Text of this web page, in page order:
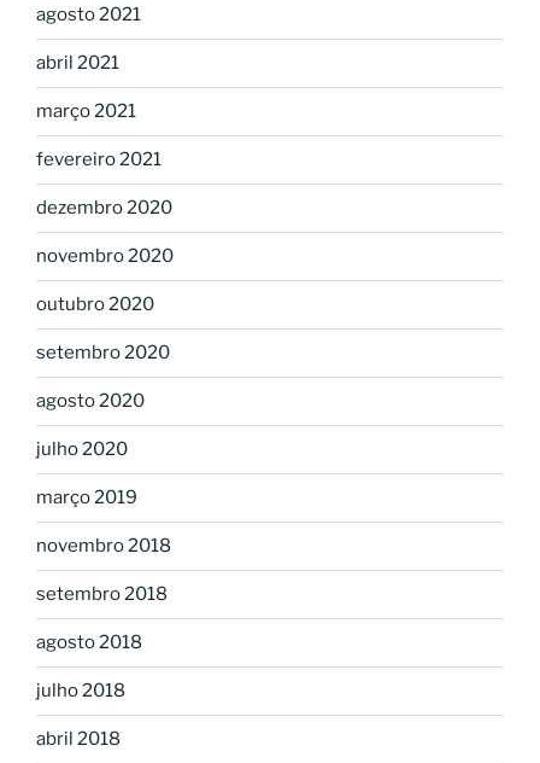
agosto 2021
abril 2021
março 2021
fevereiro 2021
dezembro 2020
novembro 2020
outubro 2020
setembro 2020
agosto 2020
julho 2020
março 2019
novembro 2018
setembro 2018
agosto 2018
julho 2018
abril 2018